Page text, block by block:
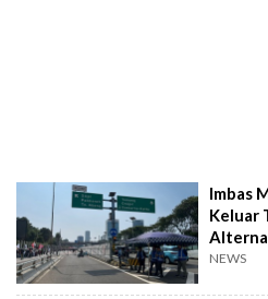
Imbas
Keluar
Duren
NEWS